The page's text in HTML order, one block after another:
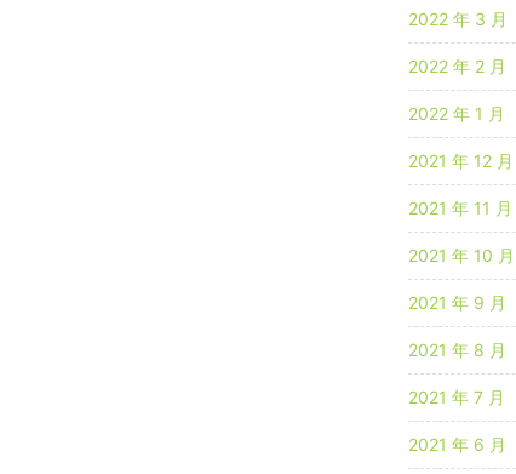
2022 年 3 月
2022 年 2 月
2022 年 1 月
2021 年 12 月
2021 年 11 月
2021 年 10 月
2021 年 9 月
2021 年 8 月
2021 年 7 月
2021 年 6 月